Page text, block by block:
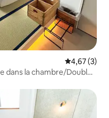
Évaluation
4,67 (3)
dans la chambre/Double